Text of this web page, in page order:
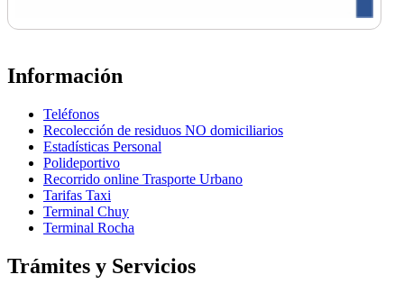
Información
Teléfonos
Recolección de residuos NO domiciliarios
Estadísticas Personal
Polideportivo
Recorrido online Trasporte Urbano
Tarifas Taxi
Terminal Chuy
Terminal Rocha
Trámites y Servicios